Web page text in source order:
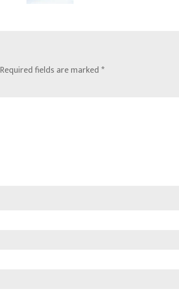
Required fields are marked*